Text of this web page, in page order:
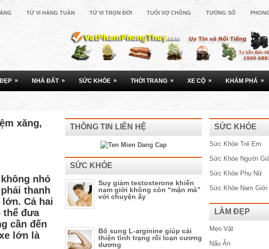
TỬ VI HÀNG TUẦN TỬ VI TRỌN ĐỜI TUỔI VỢ CHỒNG TƯỚNG SỐ
» NHÀ ĐẤT » SỨC KHỎE » THỜI TRANG » XE CỘ » KHÁM PHÁ »
xăng,
nhỏ
thanh
Cả hai
thể đưa
cần đến
lớn là
THÔNG TIN LIÊN HỆ
SỨC KHỎE
Suy giảm testosterone khiến
nam giới không còn “mặn mà”
với chuyện ấy
Bổ sung L-arginine giúp cải
thiện tình trạng rối loạn cương
dương
SỨC KHỎE
Sức Khỏe Trẻ Em
Sức Khỏe Người
Sức Khỏe Phụ Nữ
Sức Khỏe Nam Giới
LÀM ĐẸP
Mẹo Vặt
Nấu Ăn